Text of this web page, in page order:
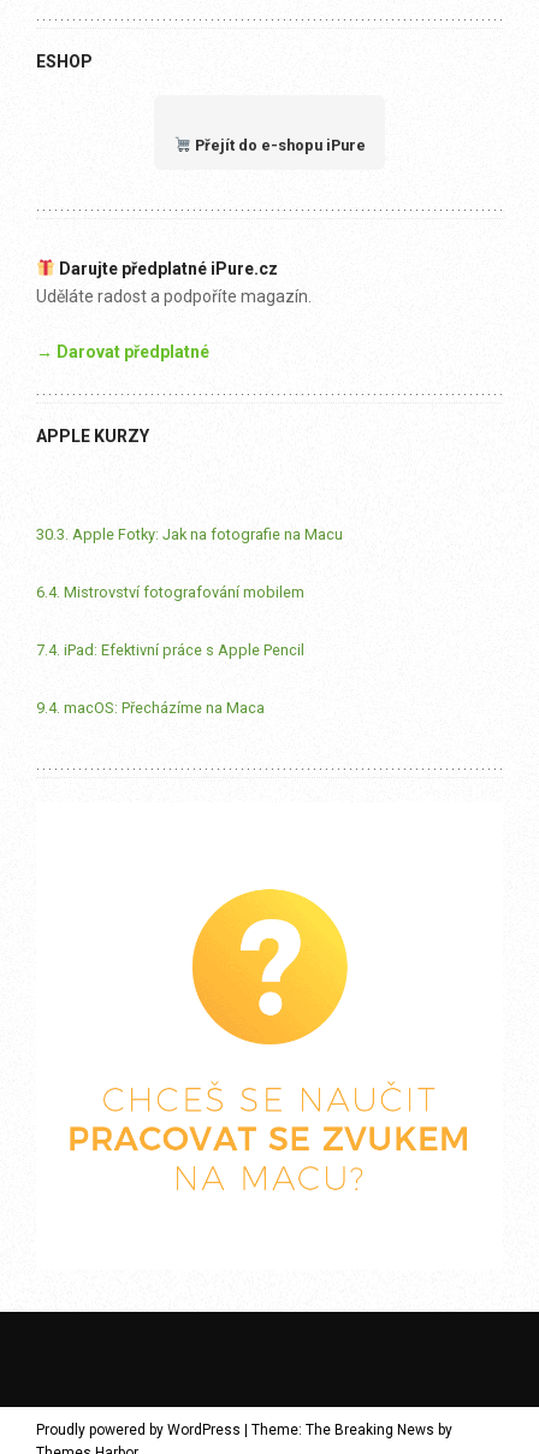
ESHOP
Přejít do e-shopu iPure
Darujte předplatné iPure.cz
Uděláte radost a podpoříte magazín.
→ Darovat předplatné
APPLE KURZY
30.3. Apple Fotky: Jak na fotografie na Macu
6.4. Mistrovství fotografování mobilem
7.4. iPad: Efektivní práce s Apple Pencil
9.4. macOS: Přecházíme na Maca
Proudly powered by WordPress | Theme: The Breaking News by